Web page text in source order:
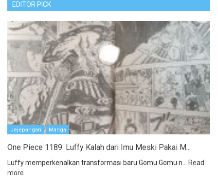
EDITOR PICK
Jejepangan Manga
One Piece 1189: Luffy Kalah dari Imu Meski Pakai M...
Luffy memperkenalkan transformasi baru Gomu Gomu n... Read
more